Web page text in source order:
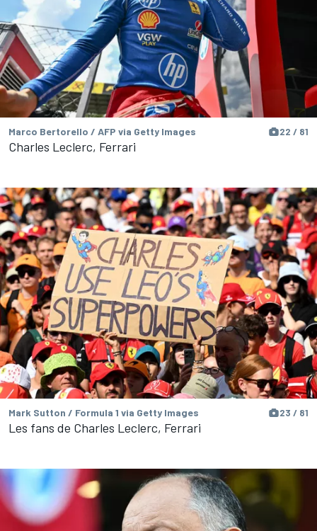
Marco Bertorello / AFP via Getty Images 22 / 81
Charles Leclerc, Ferrari
Mark Sutton / Formula 1 via Getty Images 23 / 81
Les fans de Charles Leclerc, Ferrari